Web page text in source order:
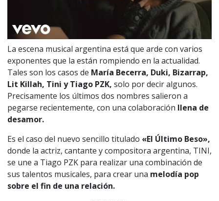
La escena musical argentina está que arde con varios
exponentes que la están rompiendo en la actualidad.
Tales son los casos de María Becerra, Duki, Bizarrap,
Lit Killah, Tini y Tiago PZK, solo por decir algunos.
Precisamente los últimos dos nombres salieron a
pegarse recientemente, con una colaboración llena de
desamor.
Es el caso del nuevo sencillo titulado «El Último Beso»,
donde la actriz, cantante y compositora argentina, TINI,
se une a Tiago PZK para realizar una combinación de
sus talentos musicales, para crear una melodía pop
sobre el fin de una relación.